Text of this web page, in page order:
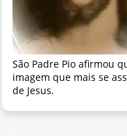
São Padre Pio afirmou
imagem que mais se
de Jesus.